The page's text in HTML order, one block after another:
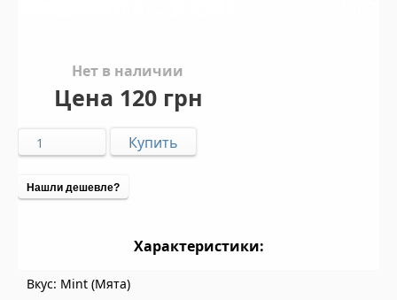
Нет в наличии
Цена 120 грн
Нашли дешевле?
Характеристики:
Вкус: Mint (Мята)